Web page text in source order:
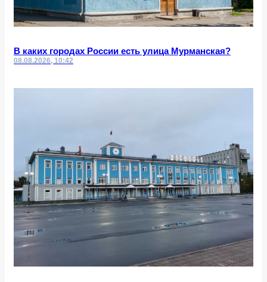
В каких городах России есть улица Мурманская?
08.08.2026, 10:42